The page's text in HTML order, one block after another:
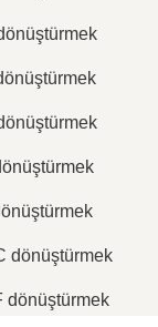
dönüştürmek
dönüştürmek